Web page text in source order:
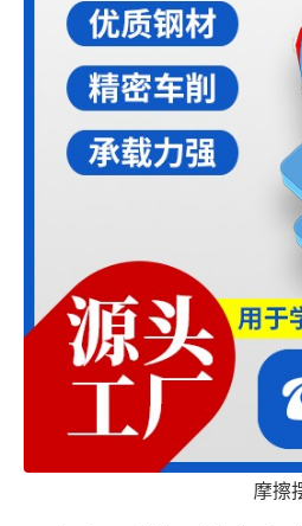
摩擦